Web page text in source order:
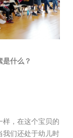
是什么？
样，在这个宝贝的
我们还处于幼儿时